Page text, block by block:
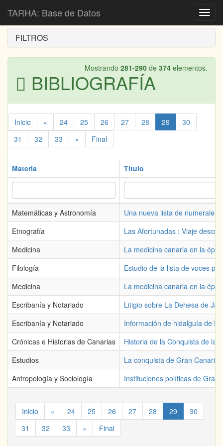
TARHA: Base de Datos
Inicio Bibliografía
FILTROS
Mostrando 281-290 de 374 elementos.
BIBLIOGRAFÍA
Inicio « 24 25 26 27 28 29
30
31
32 33 » Final
Materia Título
Matemáticas y Astronomía
Una nueva lista de numerales
Etnografía
Las Afortunadas : Viaje
Medicina
La medicina canaria en la
Filología
Estudio de la lista de voces
Medicina
La medicina canaria en la
Escribanía y Notariado
Litigio sobre La Dehesa de
Escribanía y Notariado
Información de hidalguía de
Crónicas e Historias de Canarias
Historia de la Conquista de
Estudios
La conquista de Gran Canaria
Antropología y Sociología
Instituciones políticas de Gran
Inicio « 24 25 26 27 28 29
30
31
32 33 » Final